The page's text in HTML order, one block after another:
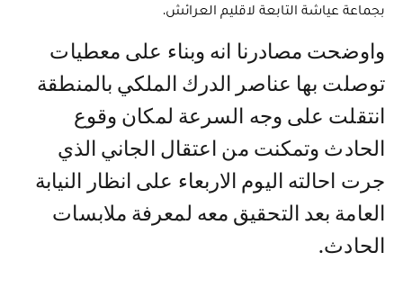
بجماعة عياشة التابعة لاقليم العرائش.
واوضحت مصادرنا انه وبناء على معطيات
توصلت بها عناصر الدرك الملكي بالمنطقة
انتقلت على وجه السرعة لمكان وقوع
الحادث وتمكنت من اعتقال الجاني الذي
جرت احالته اليوم الاربعاء على انظار النيابة
العامة بعد التحقيق معه لمعرفة ملابسات
الحادث.